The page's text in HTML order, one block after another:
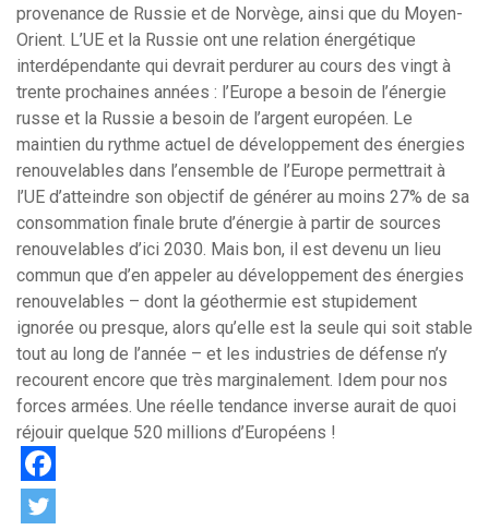
provenance de Russie et de Norvège, ainsi que du Moyen-
Orient. L’UE et la Russie ont une relation énergétique
interdépendante qui devrait perdurer au cours des vingt à
trente prochaines années : l’Europe a besoin de l’énergie
russe et la Russie a besoin de l’argent européen. Le
maintien du rythme actuel de développement des énergies
renouvelables dans l’ensemble de l’Europe permettrait à
l’UE d’atteindre son objectif de générer au moins 27% de sa
consommation finale brute d’énergie à partir de sources
renouvelables d’ici 2030. Mais bon, il est devenu un lieu
commun que d’en appeler au développement des énergies
renouvelables – dont la géothermie est stupidement
ignorée ou presque, alors qu’elle est la seule qui soit stable
tout au long de l’année – et les industries de défense n’y
recourent encore que très marginalement. Idem pour nos
forces armées. Une réelle tendance inverse aurait de quoi
réjouir quelque 520 millions d’Européens !